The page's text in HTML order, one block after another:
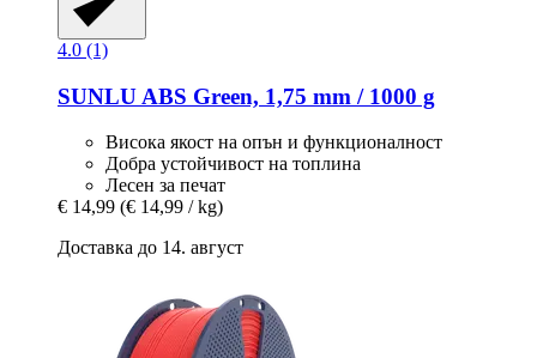
4.0 (1)
SUNLU ABS Green, 1,75 mm / 1000 g
Висока якост на опън и функционалност
Добра устойчивост на топлина
Лесен за печат
€ 14,99 (€ 14,99 / kg)
Доставка до 14. август